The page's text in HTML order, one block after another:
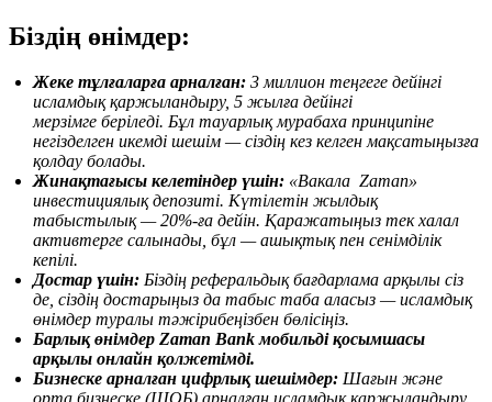
Біздің өнімдер:
Жеке тұлғаларға арналған: 3 миллион теңгеге дейінгі
исламдық қаржыландыру, 5 жылға дейінгі
мерзімге беріледі. Бұл тауарлықмурабаха принципіне
негізделген икемді шешім — сіздің кез келген мақсатыңызға
қолдау болады.
Жинақтағысы келетіндер үшін: «Вакала Zaman»
инвестициялық депозиті. Күтілетін жылдық
табыстылық — 20%-ға дейін. Қаражатыңыз тек халал
активтерге салынады, бұл — ашықтық пен сенімділік
кепілі.
Достар үшін: Біздің реферальдық бағдарлама арқылы сіз
де, сіздің достарыңыз да табыс таба аласыз — исламдық
өнімдер туралы тәжірибеңізбен бөлісіңіз.
Барлық өнімдер Zaman Bank мобильді қосымшасы
арқылы онлайн қолжетімді.
Бизнеске арналған цифрлық шешімдер: Шағын және